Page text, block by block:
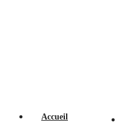
Accueil